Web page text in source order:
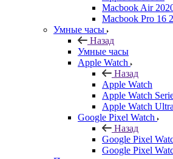
Macbook Air
Macbook Pro 16
Умные часы
Назад
Умные часы
Apple Watch
Назад
Apple Watch
Apple Watch
Apple Watch
Google Pixel Watch
Назад
Google Pixel
Google Pixel